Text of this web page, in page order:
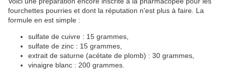
fourchettes pourries et dont la réputation n'est plus à faire. La
formule en est simple :
sulfate de cuivre : 15 grammes,
sulfate de zinc : 15 grammes,
extrait de saturne (acétate de plomb) : 30 grammes,
vinaigre blanc : 200 grammes.